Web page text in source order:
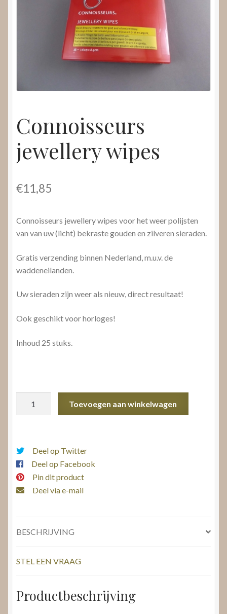
Submenu
uitvouwen
Connoisseurs
jewellery wipes
€11,85
Connoisseurs jewellery wipes voor het weer polijsten
van van uw (licht) bekraste gouden en zilveren sieraden.
Gratis verzending binnen Nederland, m.u.v. de
waddeneilanden.
Uw sieraden zijn weer als nieuw, direct resultaat!
Ook geschikt voor horloges!
Inhoud 25 stuks.
Toevoegen aan winkelwagen
Deel op Twitter
Deel op Facebook
Pin dit product
Deel via e-mail
BESCHRIJVING
STEL EEN VRAAG
Productbeschrijving